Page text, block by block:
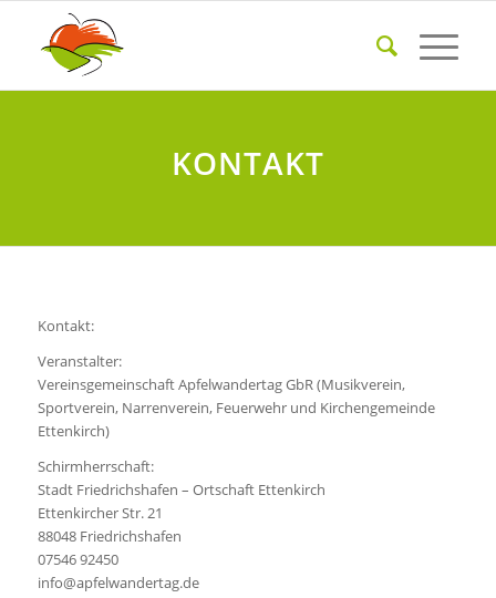
KONTAKT
Kontakt:
Veranstalter:
Vereinsgemeinschaft Apfelwandertag GbR (Musikverein,
Sportverein, Narrenverein, Feuerwehr und Kirchengemeinde
Ettenkirch)
Schirmherrschaft:
Stadt Friedrichshafen – Ortschaft Ettenkirch
Ettenkircher Str. 21
88048 Friedrichshafen
07546 92450
info@apfelwandertag.de